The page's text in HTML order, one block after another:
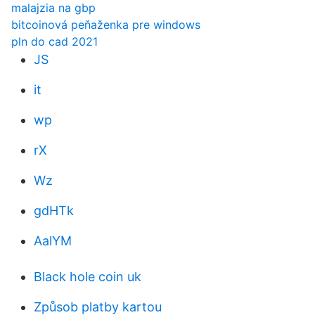
malajzia na gbp
bitcoinová peňaženka pre windows
pln do cad 2021
JS
it
wp
rX
Wz
gdHTk
AalYM
Black hole coin uk
Způsob platby kartou